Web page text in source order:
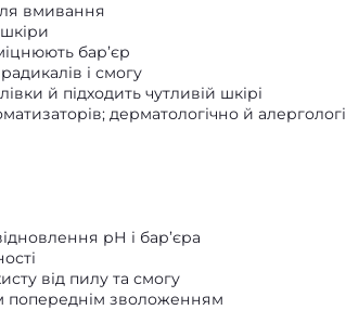
вмивання
бар’єр
і смогу
й підходить чутливій шкірі
дерматологічно й
рН і бар’єра
від пилу та смогу
попереднім зволоженням